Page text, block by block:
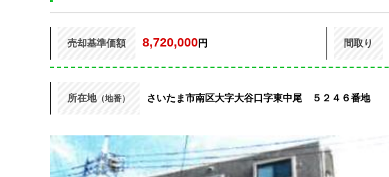
売却基準価額 8,720,000円 間取り
所在地（地番） さいたま市南区大字大谷口字東中尾 ５２４６番地